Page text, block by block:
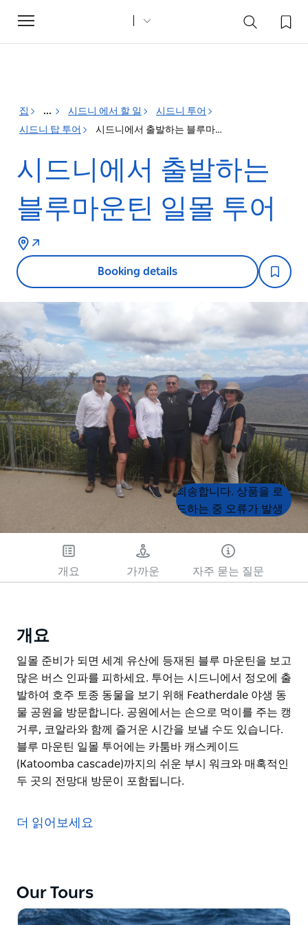
Toggle
navigation
집 ... 시드니 에서 할 일
시드니 투어
시드니 탑 투어
시드니에서 출발하는 블루마운틴 일몰 투어
시드니에서 출발하는
블루마운틴 일몰 투어
Booking details
Product
List
Product
List
죄송합니다. 상품을 로
드하는 중 오류가 발생
시도해 주세요.
개요 가까운 자주 묻는 질문
개요
일몰 준비가 되면 세계 유산에 등재된 블루 마운틴을 보고
많은 버스 인파를 피하세요. 투어는 시드니에서 정오에 출
발하여 호주 토종 동물을 보기 위해 Featherdale 야생 동
물 공원을 방문합니다. 공원에서는 손으로 먹이를 주는 캥
거루, 코알라와 함께 즐거운 시간을 보낼 수도 있습니다.
블루 마운틴 일몰 투어에는 카툼바 캐스케이드
(Katoomba cascade)까지의 쉬운 부시 워크와 매혹적인
두 곳의 전망대 방문이 포함됩니다.
많은 버스 인파를 피하세요. 투어는 시드니에서 정오에 출
블루 마운틴 일몰 투어에는 카툼바 캐스케이드
(Katoomba cascade)까지의 쉬운 부시 워크와 매혹적인
두 곳의 전망대 방문이 포함됩니다.
더 읽어보세요
Our Tours